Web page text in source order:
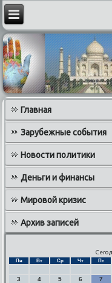
Главная
Зарубежные события
Новости политики
Деньги и финансы
Мировой кризис
Архив записей
Пн Вт Ср Чт Пт
3
4 5 6 7